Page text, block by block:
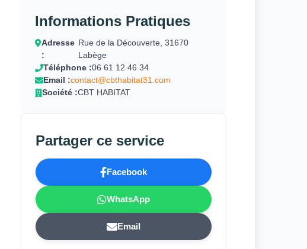
Informations Pratiques
Adresse
:
Rue de la Découverte, 31670
Labège
Téléphone :06 61 12 46 34
Email :contact@cbthabitat31.com
Société :CBT HABITAT
Partager ce service
Facebook
WhatsApp
Email